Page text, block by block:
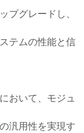
プグレードし、
テムの性能と信
おいて、モジュ
汎用性を実現す